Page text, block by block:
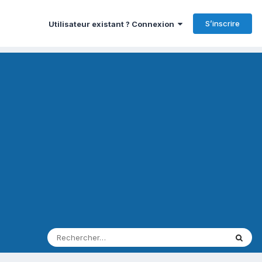
Utilisateur existant ? Connexion S’inscrire